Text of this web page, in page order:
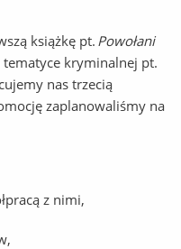
książkę pt. Powołani
kryminalnej pt.
nas trzecią
zaplanowaliśmy na
z nimi,